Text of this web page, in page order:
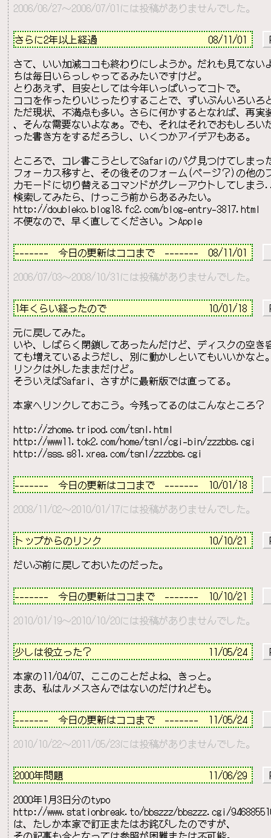
2006/06/27～2006/07/01には投稿がありませんでした。
さらに2年以上経過 08/11/01
さて、いい加減ココも終わりにしようか。だれも見てな
ちは毎日いらっしゃってるみたいですけど。
とりあえず、目安としては今年いっぱいってコトで。
ココを作ったりいじったりすることで、ずいぶんいろいろ
ただ現状、不満点も多い。さらに何かするとなれば、再実
、そんな需要ないよなぁ。でも、それはそれでおもしろい
った書き方をするだろうし、いくつかアイデアもある。
ところで、コレ書こうとしてSafariのバグ見つけてしまった
フォーカス移すと、その後そのフォーム(ページ？)の他の
力モードに切り替えるコマンドがグレーアウトしてしま
http://doubleko.blog18.fc2.com/blog-entry-3817.html
-------　今日の更新はココまで　-------  08/11/01
2006/07/03～2008/10/31には投稿がありませんでした。
1年くらい経ったので 10/01/18
元に戻してみた。
いや、しばらく閉鎖してあったんだけど、ディスクの空き
ても増えているようだし、別に動かしといてもいいかなと
リンクは外したままだけど。
そういえばSafari、さすがに最新版では直ってる。
本家へリンクしておこう。今残ってるのはこんなところ？
http://zhome.tripod.com/tsnl.html
http://www11.tok2.com/home/tsnl/cgi-bin/zzzbbs.cgi
http://sss.s81.xrea.com/tsnl/zzzbbs.cgi
-------　今日の更新はココまで　-------  10/01/18
2008/11/02～2010/01/17には投稿がありませんでした。
トップからのリンク 10/10/21
-------　今日の更新はココまで　-------  10/10/21
2010/01/19～2010/10/20には投稿がありませんでした。
少しは役立った？ 11/05/24
本家の11/04/07、ここのことだよね、きっと。
-------　今日の更新はココまで　-------  11/05/24
2010/10/22～2011/05/23には投稿がありませんでした。
2000年問題 11/06/29
http://www.stationbreak.to/bbszzz/bbszzz.cgi/